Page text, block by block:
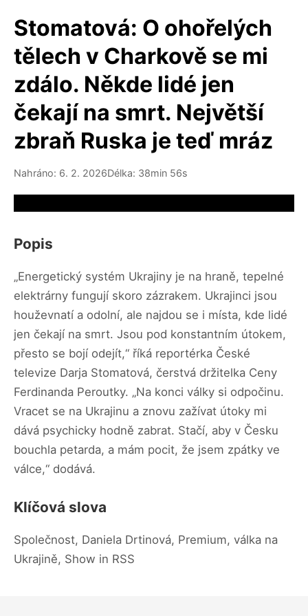
Stomatová: O ohořelých
tělech v Charkově se mi
zdálo. Někde lidé jen
čekají na smrt. Největší
zbraň Ruska je teď mráz
Nahráno: 6. 2. 2026Délka: 38min 56s
Popis
„Energetický systém Ukrajiny je na hraně, tepelné
elektrárny fungují skoro zázrakem. Ukrajinci jsou
houževnatí a odolní, ale najdou se i místa, kde lidé
jen čekají na smrt. Jsou pod konstantním útokem,
přesto se bojí odejít,“ říká reportérka České
televize Darja Stomatová, čerstvá držitelka Ceny
Ferdinanda Peroutky. „Na konci války si odpočinu.
Vracet se na Ukrajinu a znovu zažívat útoky mi
dává psychicky hodně zabrat. Stačí, aby v Česku
bouchla petarda, a mám pocit, že jsem zpátky ve
válce,“ dodává.
Klíčová slova
Společnost, Daniela Drtinová, Premium, válka na
Ukrajině, Show in RSS